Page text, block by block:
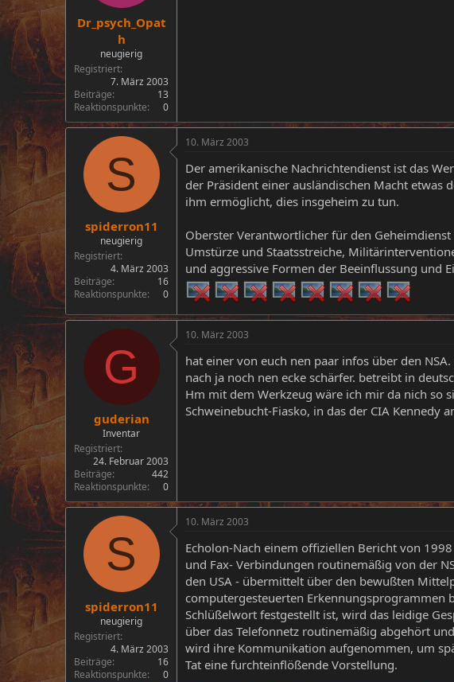
Dr_psych_Opat
h
neugierig
Registriert
7. März 2003
Beiträge
13
Reaktionspunkte
0
S
spiderron11
neugierig
Registriert
4. März 2003
Beiträge
16
Reaktionspunkte
0
10. März 2003
Der amerikanische Nachrichtendienst ist das
der Präsident einer ausländischen Macht
ihm ermöglicht, dies insgeheim zu tun.
Oberster Verantwortlicher für den
Umstürze und Staatsstreiche,
und aggressive Formen der Beeinflussung und
G
guderian
Inventar
Registriert
24. Februar 2003
Beiträge
442
Reaktionspunkte
0
10. März 2003
hat einer von euch nen paar infos über den
nach ja noch nen ecke schärfer. betreibt in
Hm mit dem Werkzeug wäre ich mir da nich so
Schweinebucht-Fiasko, in das der CIA Kennedy
S
spiderron11
neugierig
Registriert
4. März 2003
Beiträge
16
Reaktionspunkte
0
10. März 2003
Echolon-Nach einem offiziellen Bericht von
und Fax- Verbindungen routinemäßig von der
den USA - übermittelt über den bewußten
computergesteuerten Erkennungsprogrammen
Schlüßelwort festgestellt ist, wird das leidige
über das Telefonnetz routinemäßig abgehört
wird ihre Kommunikation aufgenommen, um
Tat eine furchteinflößende Vorstellung.